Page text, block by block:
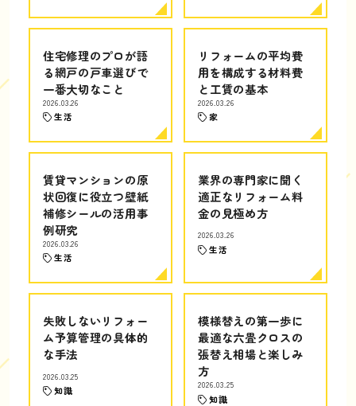
住宅修理のプロが語
る網戸の戸車選びで
一番大切なこと
2026.03.26
生活
リフォームの平均費
用を構成する材料費
と工賃の基本
2026.03.26
家
賃貸マンションの原
状回復に役立つ壁紙
補修シールの活用事
例研究
2026.03.26
生活
業界の専門家に聞く
適正なリフォーム料
金の見極め方
2026.03.26
生活
失敗しないリフォー
ム予算管理の具体的
な手法
2026.03.25
知識
模様替えの第一歩に
最適な六畳クロスの
張替え相場と楽しみ
方
2026.03.25
知識